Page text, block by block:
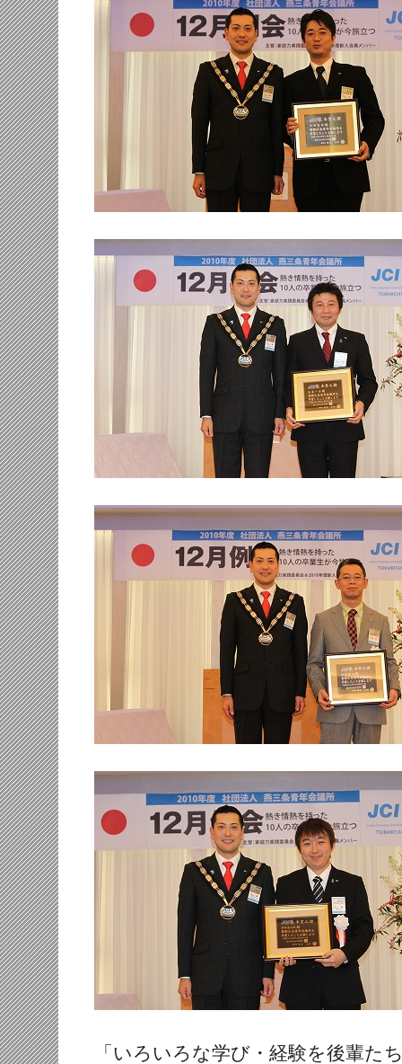
「いろいろな学び・経験を後輩た